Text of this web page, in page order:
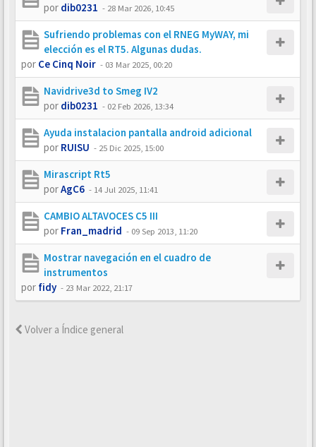
por dib0231 - 28 Mar 2026, 10:45
Sufriendo problemas con el RNEG MyWAY, mi
elección es el RT5. Algunas dudas.
por Ce Cinq Noir - 03 Mar 2025, 00:20
Navidrive3d to Smeg IV2
por dib0231 - 02 Feb 2026, 13:34
Ayuda instalacion pantalla android adicional
por RUISU - 25 Dic 2025, 15:00
Mirascript Rt5
porAgC6 - 14 Jul 2025, 11:41
CAMBIO ALTAVOCES C5 III
por Fran_madrid - 09 Sep 2013, 11:20
Mostrar navegación en el cuadro de
instrumentos
por fidy - 23 Mar 2022, 21:17
Volver a Índice general